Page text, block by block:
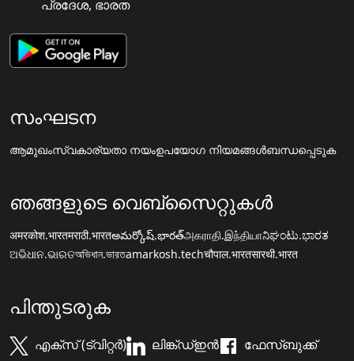
പ്രദേശ, ഭാരത
സംഘടന
ആമുഖംസ്വകാര്യതാ നയംഉപയോഗ നിയമങ്ങൾബന്ധപ്പെടുക
ഞങ്ങളുടെ വെബ്സൈറ്റുകൾ
अमरकोश.भारतमराठी.भारतఅమర్కోష్.భారత్அகராதி.இந்தியாನಿಘಂಟು.ಭಾರತ
ଅଭିଧାନ.ଭାରତঅভিধান.ভারতamarkosh.techचौपाल.भारतसारथी.भारत
പിന്തുടരുക
എക്സ് (ട്വിറ്റർ) ലിങ്ക്ഡ്ഇൻ ഫേസ്ബുക്ക്